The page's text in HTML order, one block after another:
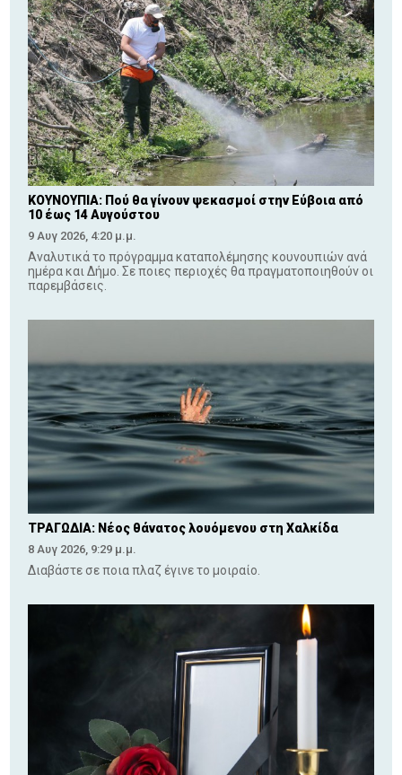
ΚΟΥΝΟΥΠΙΑ: Πού θα γίνουν ψεκασμοί στην Εύβοια από
10 έως 14 Αυγούστου
9 Αυγ 2026, 4:20 μ.μ.
Αναλυτικά το πρόγραμμα καταπολέμησης κουνουπιών ανά
ημέρα και Δήμο. Σε ποιες περιοχές θα πραγματοποιηθούν οι
παρεμβάσεις.
ΤΡΑΓΩΔΙΑ: Νέος θάνατος λουόμενου στη Χαλκίδα
8 Αυγ 2026, 9:29 μ.μ.
Διαβάστε σε ποια πλαζ έγινε το μοιραίο.